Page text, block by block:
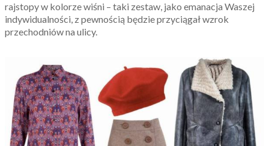
rajstopy w kolorze wiśni – taki zestaw, jako emanacja Waszej
indywidualności, z pewnością będzie przyciągał wzrok
przechodniów na ulicy.